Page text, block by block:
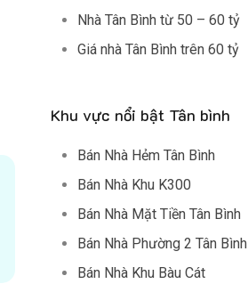
Nhà Tân Bình từ 50 – 60 tỷ
Giá nhà Tân Bình trên 60 tỷ
Khu vực nổi bật Tân bình
Bán Nhà Hẻm Tân Bình
Bán Nhà Khu K300
Bán Nhà Mặt Tiền Tân Bình
Bán Nhà Phường 2 Tân Bình
Bán Nhà Khu Bàu Cát